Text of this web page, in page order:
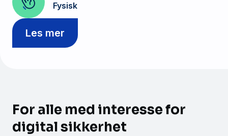
Fysisk
Les mer
For alle med interesse for
digital sikkerhet